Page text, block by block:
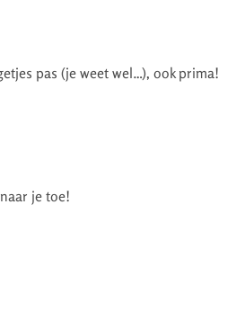
pas (je weet wel…), ook prima!
je toe!